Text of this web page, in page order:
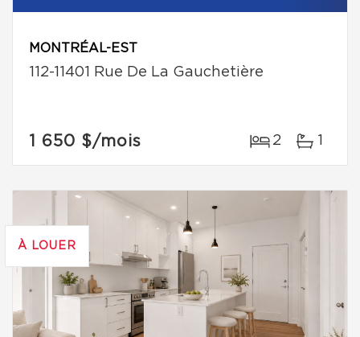
MONTRÉAL-EST
112-11401 Rue De La Gauchetière
1 650 $/mois 2 1
À LOUER